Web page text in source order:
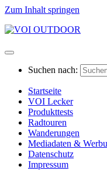
Zum Inhalt springen
Suchen nach:
Startseite
VOI Lecker
Produkttests
Radtouren
Wanderungen
Mediadaten &
Datenschutz
Impressum